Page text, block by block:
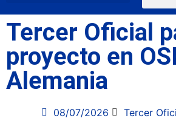
Tercer Oficial
proyecto en
Alemania
08/07/2026 Tercer